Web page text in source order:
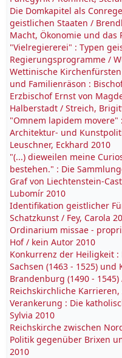
Die Domkapitel als
geistlichen Staaten /
Macht, Ökonomie und das
"Vielregiererei" : Typen
Regierungsprogramme /
Wettinische
und Familienräson :
Erzbischof Ernst von
Halberstadt / Streich,
"Omnem lapidem
Architektur- und
Leuschner, Eckhard 2010
"(...) dieweilen meine
bestehen." : Die
Graf von Liechtenstein-
Lubomír 2010
Identifikation geistlicher
Schatzkunst / Fey, Carola
Ordinarium missae -
Hof / kein Autor 2010
Konkurrenz der Heiligkeit
Sachsen (1463 - 1525)
Brandenburg (1490 -
Reichskirchliche
Verankerung : Die
Sylvia 2010
Reichskirche zwischen
Politik gegenüber Brixen
2010